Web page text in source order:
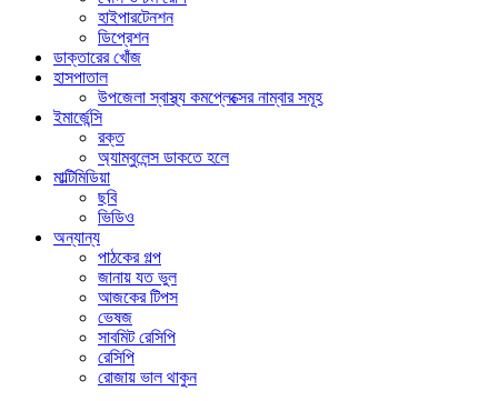
হাইপারটেনশন
ডিপ্রেশন
ডাক্তারের খোঁজ
হাসপাতাল
উপজেলা স্বাস্থ্য কমপ্লেক্সের নাম্বার সমূহ
ইমার্জেন্সি
রক্ত
অ্যাম্বুলেন্স ডাকতে হলে
মাল্টিমিডিয়া
ছবি
ভিডিও
অন্যান্য
পাঠকের গল্প
জানায় যত ভুল
আজকের টিপস
ভেষজ
সাবমিট রেসিপি
রেসিপি
রোজায় ভাল থাকুন